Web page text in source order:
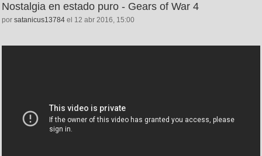
Nostalgia en estado puro - Gears of War 4
por satanicus13784 el 12 abr 2016, 15:00